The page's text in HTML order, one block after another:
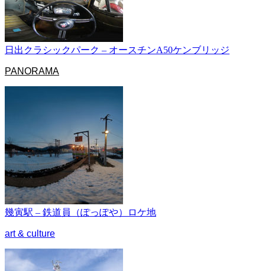
日出クラシックパーク – オースチンA50ケンブリッジ
PANORAMA
幾寅駅 – 鉄道員（ぽっぽや）ロケ地
art & culture